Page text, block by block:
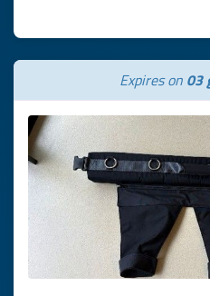
Expires on 03